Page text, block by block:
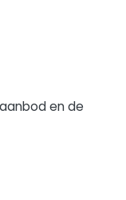
en de